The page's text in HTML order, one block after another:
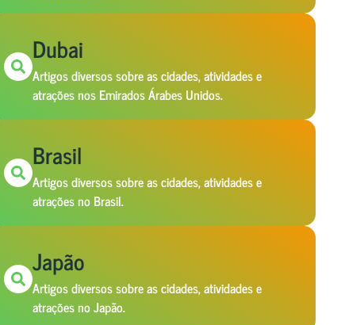
Dubai
Artigos diversos sobre as cidades, atividades e
atrações nos Emirados Árabes Unidos.
Brasil
Artigos diversos sobre as cidades, atividades e
atrações no Brasil.
Japão
Artigos diversos sobre as cidades, atividades e
atrações no Japão.